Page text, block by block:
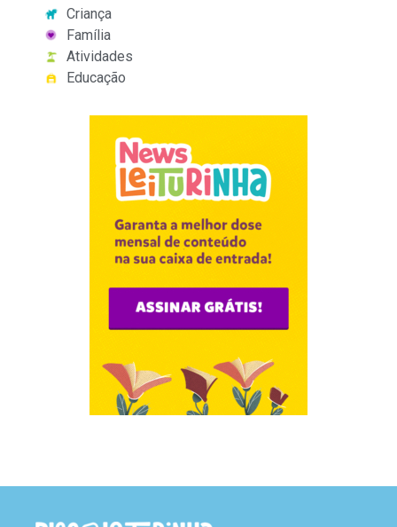
Criança
Família
Atividades
Educação